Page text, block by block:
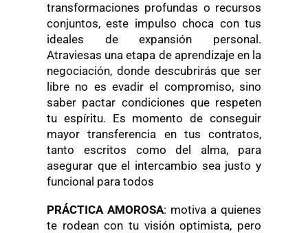
transformaciones profundas o recursos
conjuntos, este impulso choca con tus
ideales de expansión personal.
Atraviesas una etapa de aprendizaje en la
negociación, donde descubrirás que ser
libre no es evadir el compromiso, sino
saber pactar condiciones que respeten
tu espíritu. Es momento de conseguir
mayor transferencia en tus contratos,
tanto escritos como del alma, para
asegurar que el intercambio sea justo y
funcional para todos
PRÁCTICA AMOROSA: motiva a quienes
te rodean con tu visión optimista, pero